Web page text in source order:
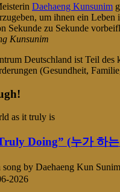
Daehaeng Kunsunim
um ihnen ein
Sekunde zu Sekunde
Kunsunim
Deutschland ist Teil
(Gesundheit,
as it truly is
Doing” (누가 하
song by Daehaeng Kun
2026